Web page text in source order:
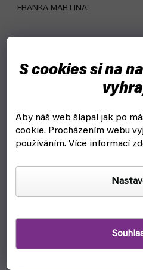
S cookies si na
Aby náš web šlapal jak po
cookie. Procházením webu
používáním. Více informací
FRANKA MARTINA.